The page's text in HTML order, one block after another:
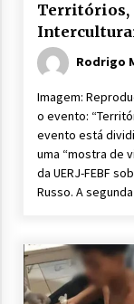
Territórios,
Rodrigo
Imagem:
o evento:
evento está
uma “mostra de
da UERJ-FEBF
Russo. A